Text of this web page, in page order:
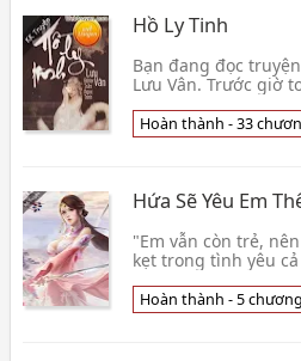
Hồ Ly Tinh
Bạn đang đọc
Lưu Vân. Trước giờ
👦 Lưu Vân
Hoàn thành - 33
Hứa Sẽ Yêu Em
"Em vẫn còn trẻ,
kẹt trong tình yêu
Hoàn thành - 5 chương